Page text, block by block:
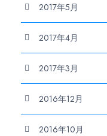
2017年5月
2017年4月
2017年3月
2016年12月
2016年10月